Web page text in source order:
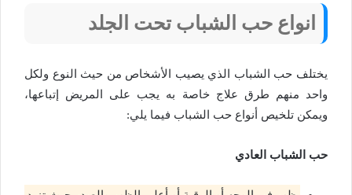
انواع حب الشباب تحت الجلد
يختلف حب الشباب الذي يصيب الأشخاص من حيث النوع ولكل
واحد منهم طرق علاج خاصة به يجب على المريض إتباعها،
ويمكن تلخيص أنواع حب الشباب فيما يلي:
حب الشباب العادي